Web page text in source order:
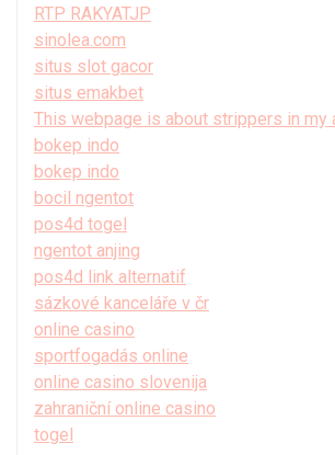
RTP RAKYATJP
sinolea.com
situs slot gacor
situs emakbet
This webpage is about strippers in my
bokep indo
bokep indo
bocil ngentot
pos4d togel
ngentot anjing
pos4d link alternatif
sázkové kanceláře v čr
online casino
sportfogadás online
online casino slovenija
zahraniční online casino
togel